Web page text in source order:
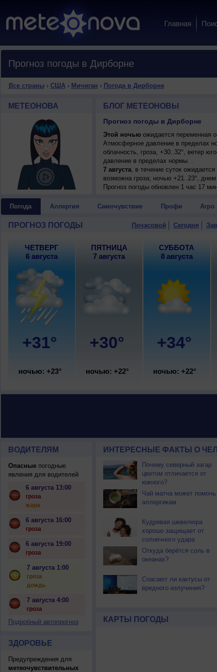
Главная
Прогноз погоды в Дирборне
Все страны › США› Мичиган › Погода в Дирборне
МЕТЕОНОВА БЛОГ МЕТЕОНОВЫ
Прогноз погоды в Дирборне
Этой ночьюожидается переменная
Атмосферное давление в пределах
облачность, гроза, +30..32°, ветер
давление в пределах нормы. .
7 августа, в течение суток
возможна гроза; ночью +21..23°,
8 августа, в течение суток
9 августа, ожидается переменная
Прогноз погоды обновлен 1 час 17
Погода Аллергия Самочувствие Профи Агро
ПРОГНОЗ ПОГОДЫ Почасовой Сегодня
ЧЕТВЕРГ
6 августа
+31°
ночью: +23°
ПЯТНИЦА
7 августа
+30°
ночью: +22°
СУББОТА
8 августа
+34°
ночью: +22°
ВОДИТЕЛЯМ
Опасныепогодные
явления для водителей
6 августа 13:00
гроза
жара
6 августа 16:00
гроза
6 августа 19:00
гроза
7 августа 1:00
гроза
дождь
7 августа 4:00
гроза
Подробный автопрогноз
ЗДОРОВЬЕ
Предупреждения для
метеочувствительных
ИНТЕРЕСНЫЕ ФАКТЫ О
Почему северный загар
цветом отличается от
южного?
Чай матча может помочь
аллергикам
Кудрявая шевелюра
хорошо защищает от
солнечного удара
Откуда берётся соль в
океанах?
Спасают ли кактусы от
вредного излучения?
КАРТЫ ПОГОДЫ